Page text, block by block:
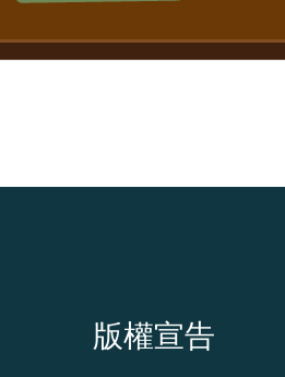
版權宣告